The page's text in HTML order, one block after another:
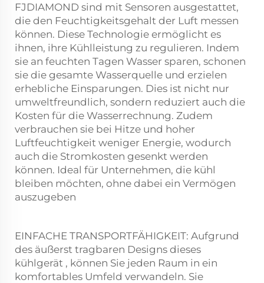
FJDIAMOND sind mit Sensoren ausgestattet,
die den Feuchtigkeitsgehalt der Luft messen
können. Diese Technologie ermöglicht es
ihnen, ihre Kühlleistung zu regulieren. Indem
sie an feuchten Tagen Wasser sparen, schonen
sie die gesamte Wasserquelle und erzielen
erhebliche Einsparungen. Dies ist nicht nur
umweltfreundlich, sondern reduziert auch die
Kosten für die Wasserrechnung. Zudem
verbrauchen sie bei Hitze und hoher
Luftfeuchtigkeit weniger Energie, wodurch
auch die Stromkosten gesenkt werden
können. Ideal für Unternehmen, die kühl
bleiben möchten, ohne dabei ein Vermögen
auszugeben
EINFACHE TRANSPORTFÄHIGKEIT: Aufgrund
des äußerst tragbaren Designs dieses
kühlgerät , können Sie jeden Raum in ein
komfortables Umfeld verwandeln. Sie